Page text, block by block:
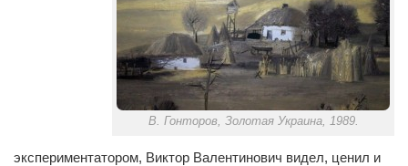
Игорь Добровольский
Ольга Козаченко
Оксана Скоробагатская
Александра Скорук
Евгений Полюхович
Ольга Чикина
В. Гонторов, Золотая Украина, 1989.
экспериментатором, Виктор Валентинович видел, ценил и